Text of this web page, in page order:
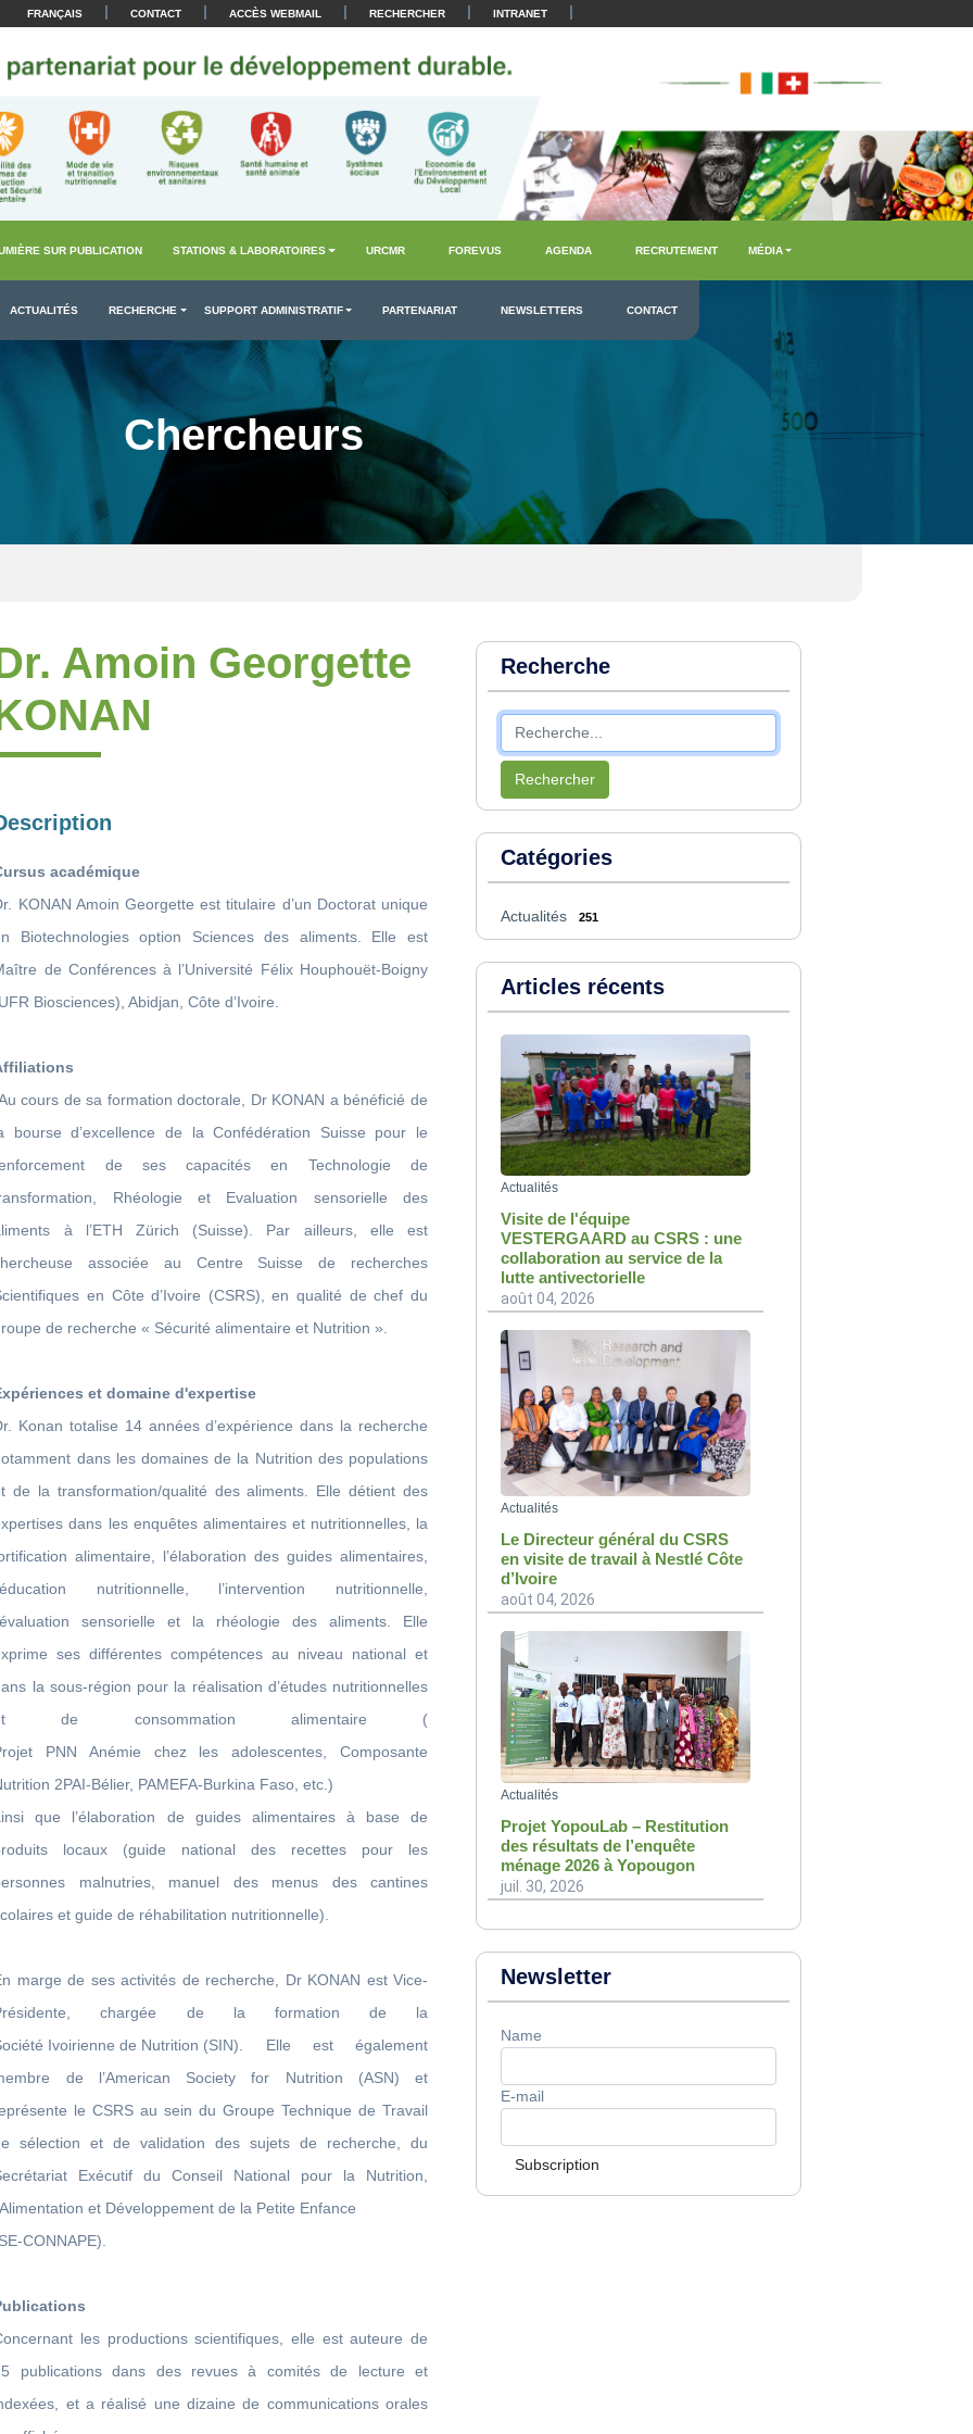
FRANÇAIS | CONTACT | ACCÈS WEBMAIL | RECHERCHER | INTRANET |
SUR PUBLICATION STATIONS & LABORATOIRES URCMR FOREVUS AGENDA RECRUTEMENT MÉDIA
ACTUALITÉS RECHERCHE SUPPORT ADMINISTRATIF PARTENARIAT NEWSLETTERS CONTACT
Chercheurs
Amoin Georgette
académique
KONAN Amoin Georgette est titulaire d’un Doctorat unique
Biotechnologies option Sciences des aliments. Elle est
de Conférences à l’Université Félix Houphouët-Boigny
Biosciences), Abidjan, Côte d’Ivoire.
cours de sa formation doctorale, Dr KONAN a bénéficié de
bourse d’excellence de la Confédération Suisse pour le
de ses capacités en Technologie de
Rhéologie et Evaluation sensorielle des
à l’ETH Zürich (Suisse). Par ailleurs, elle est
associée au Centre Suisse de recherches
en Côte d’Ivoire (CSRS), en qualité de chef du
de recherche « Sécurité alimentaire et Nutrition ».
et domaine d'expertise
Konan totalise 14 années d’expérience dans la recherche
dans les domaines de la Nutrition des populations
de la transformation/qualité des aliments. Elle détient des
dans les enquêtes alimentaires et nutritionnelles, la
alimentaire, l’élaboration des guides alimentaires,
nutritionnelle, l’intervention nutritionnelle,
sensorielle et la rhéologie des aliments. Elle
ses différentes compétences au niveau national et
la sous-région pour la réalisation d’études nutritionnelles
de consommation alimentaire (
PNN Anémie chez les adolescentes, Composante
2PAI-Bélier, PAMEFA-Burkina Faso, etc.)
que l’élaboration de guides alimentaires à base de
locaux (guide national des recettes pour les
malnutries, manuel des menus des cantines
et guide de réhabilitation nutritionnelle).
marge de ses activités de recherche, Dr KONAN est Vice-
chargée de la formation de la
Ivoirienne de Nutrition (SIN). Elle est également
de l’American Society for Nutrition (ASN) et
le CSRS au sein du Groupe Technique de Travail
sélection et de validation des sujets de recherche, du
Exécutif du Conseil National pour la Nutrition,
et Développement de la Petite Enfance
CONNAPE).
les productions scientifiques, elle est auteure de
publications dans des revues à comités de lecture et
et a réalisé une dizaine de communications orales
Recherche
Rechercher
Catégories
Actualités 251
Articles récents
Actualités
Visite de l'équipe
VESTERGAARD au CSRS : une
collaboration au service de la
lutte antivectorielle
août 04, 2026
Actualités
Le Directeur général du CSRS
en visite de travail à Nestlé Côte
d’Ivoire
août 04, 2026
Actualités
Projet YopouLab – Restitution
des résultats de l’enquête
ménage 2026 à Yopougon
juil. 30, 2026
Newsletter
Name
E-mail
Subscription